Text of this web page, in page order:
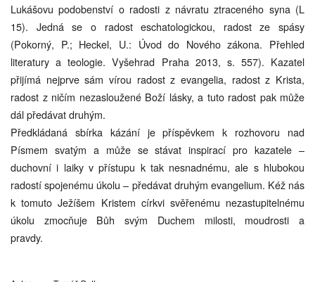
Lukášovu podobenství o radosti z návratu ztraceného syna (L
15). Jedná se o radost eschatologickou, radost ze spásy
(Pokorný, P.; Heckel, U.: Úvod do Nového zákona. Přehled
literatury a teologie. Vyšehrad Praha 2013, s. 557). Kazatel
přijímá nejprve sám vírou radost z evangelia, radost z Krista,
radost z ničím nezasloužené Boží lásky, a tuto radost pak může
dál předávat druhým.
Předkládaná sbírka kázání je příspěvkem k rozhovoru nad
Písmem svatým a může se stávat inspirací pro kazatele –
duchovní i laiky v přístupu k tak nesnadnému, ale s hlubokou
radostí spojenému úkolu – předávat druhým evangelium. Kéž nás
k tomuto Ježíšem Kristem církvi svěřenému nezastupitelnému
úkolu zmocňuje Bůh svým Duchem milosti, moudrosti a
pravdy.